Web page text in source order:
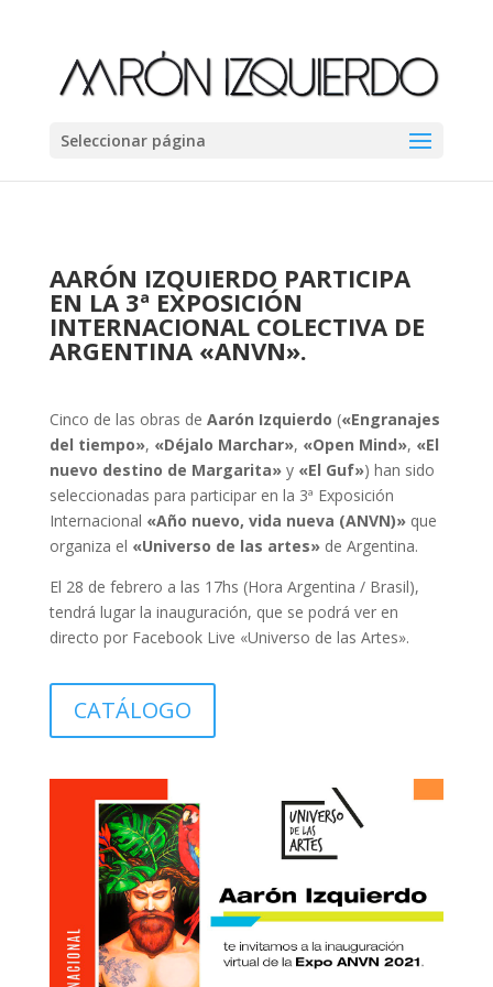
Seleccionar página
AARÓN IZQUIERDO PARTICIPA
EN LA 3ª EXPOSICIÓN
INTERNACIONAL COLECTIVA DE
ARGENTINA «ANVN».
Cinco de las obras de Aarón Izquierdo («Engranajes
del tiempo», «Déjalo Marchar», «Open Mind», «El
nuevo destino de Margarita»y «El Guf») han sido
seleccionadas para participar en la 3ª Exposición
Internacional «Año nuevo, vida nueva (ANVN)»que
organiza el «Universo de las artes»de Argentina.
El 28 de febrero a las 17hs (Hora Argentina / Brasil),
tendrá lugar la inauguración, que se podrá ver en
directo por Facebook Live «Universo de las Artes».
CATÁLOGO